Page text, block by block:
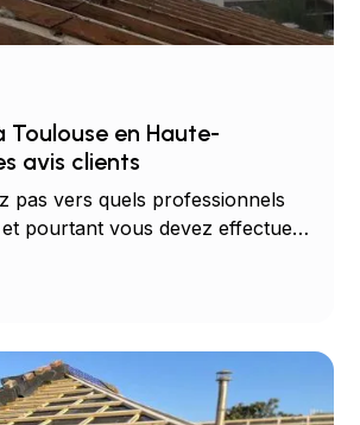
Toulouse en Haute-
avis clients
pas vers quels professionnels
pourtant vous devez effectuer